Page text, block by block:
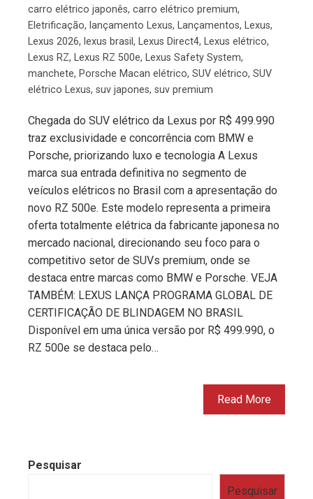
carro elétrico japonês, carro elétrico premium,
Eletrificação, lançamento Lexus, Lançamentos, Lexus,
Lexus 2026, lexus brasil , Lexus Direct4, Lexus elétrico,
Lexus RZ, Lexus RZ 500e, Lexus Safety System,
manchete, Porsche Macan elétrico, SUV elétrico, SUV
elétrico Lexus, suv japones, suv premium
Chegada do SUV elétrico da Lexus por R$ 499.990
traz exclusividade e concorrência com BMW e
Porsche, priorizando luxo e tecnologia A Lexus
marca sua entrada definitiva no segmento de
veículos elétricos no Brasil com a apresentação do
novo RZ 500e. Este modelo representa a primeira
oferta totalmente elétrica da fabricante japonesa no
mercado nacional, direcionando seu foco para o
competitivo setor de SUVs premium, onde se
destaca entre marcas como BMW e Porsche. VEJA
TAMBÉM: LEXUS LANÇA PROGRAMA GLOBAL DE
CERTIFICAÇÃO DE BLINDAGEM NO BRASIL
Disponível em uma única versão por R$ 499.990, o
RZ 500e se destaca pelo…
Read More
Pesquisar
Pesquisar